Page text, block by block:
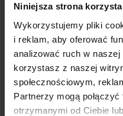
Niniejsza strona
Wykorzystujemy pliki
i reklam, aby oferować
analizować ruch w
korzystasz z naszej
społecznościowym,
Partnerzy mogą
otrzymanymi od Ciebie
x 5 m
2,90 zł
zawiera 8% VAT, bez kosztów
DO KOSZYKA